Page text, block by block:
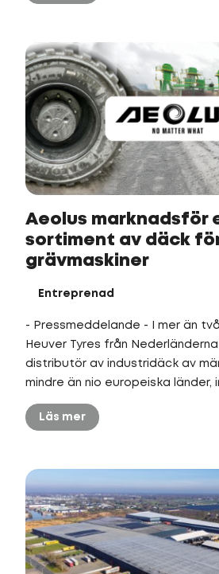
Aeolus marknadsför
sortiment av däck
grävmaskiner
Entreprenad
- Pressmeddelande - I mer än
Heuver Tyres från
distributör av industridäck av
mindre än nio europeiska länder,
Läs mer